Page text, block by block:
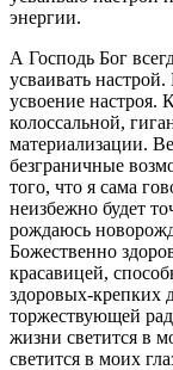
энергии.
А Господь Бог
усваивать
усвоение настроя.
колоссальной,
материализации.
безграничные
того, что я сама
неизбежно будет
рождаюсь
Божественно
красавицей,
здоровых-крепких
торжествующей
жизни светится в
светится в моих